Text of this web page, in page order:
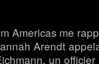
Americas me
Arendt
un officier